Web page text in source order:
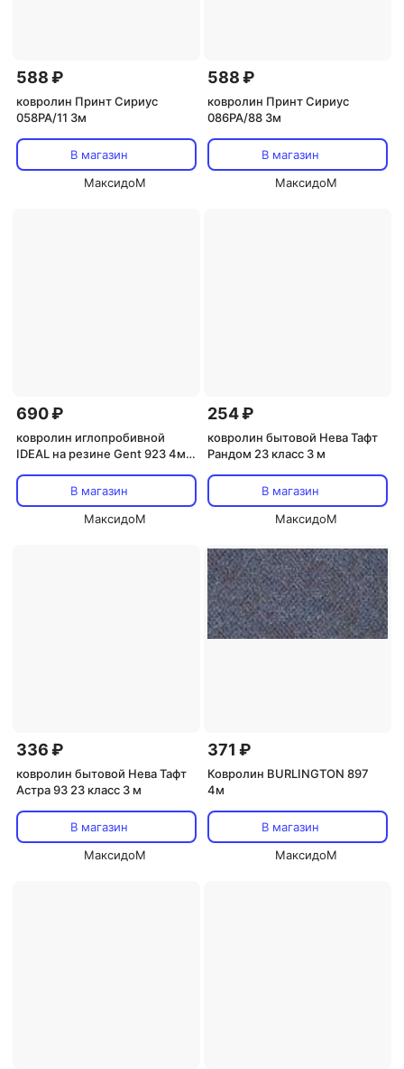
588 ₽
ковролин Принт Сириус
058PA/11 3м
В магазин
МаксидоМ
588 ₽
ковролин Принт Сириус
086PA/88 3м
В магазин
МаксидоМ
690 ₽
ковролин иглопробивной
IDEAL на резине Gent 923 4м
В магазин
МаксидоМ
254 ₽
ковролин бытовой Нева Тафт
Рандом 23 класс 3 м
В магазин
МаксидоМ
336 ₽
ковролин бытовой Нева Тафт
Астра 93 23 класс 3 м
В магазин
МаксидоМ
371 ₽
Ковролин BURLINGTON 897
4м
В магазин
МаксидоМ